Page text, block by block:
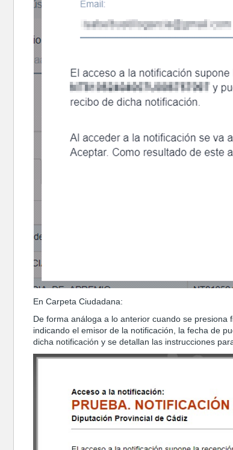
En Carpeta Ciudadana:
De forma análoga a lo anterior cuando se
indicando el emisor de la notificación, la fecha de
dicha notificación y se detallan las instrucciones